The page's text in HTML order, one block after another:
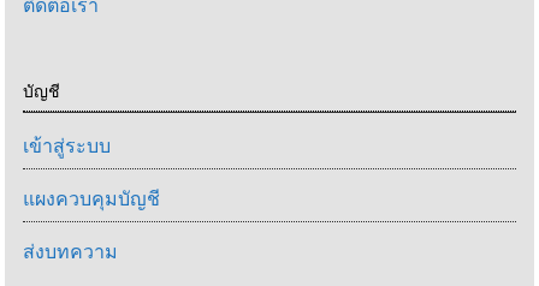
บัญชี
เข้าสู่ระบบ
แผงควบคุมบัญชี
ส่งบทความ